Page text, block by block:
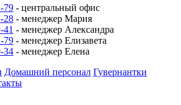
79 - центральный офис
28 - менеджер Мария
41 - менеджер Александра
79 - менеджер Елизавета
34 - менеджер Елена
Домашний персонал Гувернантки